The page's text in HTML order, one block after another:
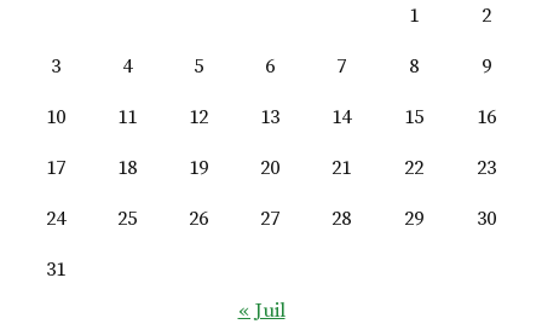
1
2
3
4 5 6 7 8
9
10
11 12 13 14 15
16
17
18 19 20 21 22
23
24
25 26 27 28 29
30
31
« Juil